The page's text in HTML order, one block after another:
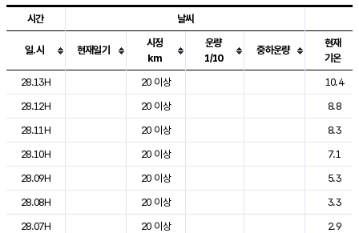
도시별 기상실황표로 지점, 날씨, 기온, 강수, 바람, 기압등을 안내한 표입
시간 날씨
일.시 현재일기
시정
km
운량
1/10
중하운량
현재
기온
28.13H
20 이상
10.4
28.12H
20 이상
8.8
28.11H
20 이상
8.3
28.10H
20 이상
7.1
28.09H
20 이상
5.3
28.08H
20 이상
3.3
28.07H
20 이상
2.9